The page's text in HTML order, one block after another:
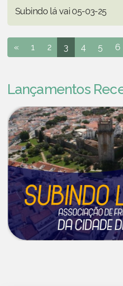
Subindo lá vai 05-03-25
« 1 2 3 4 5 6
Lançamentos